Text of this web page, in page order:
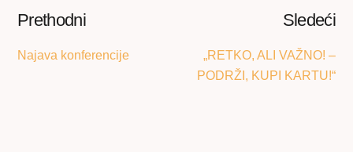
Prethodni
Najava konferencije
Sledeći
„RETKO, ALI VAŽNO! –
PODRŽI, KUPI KARTU!“